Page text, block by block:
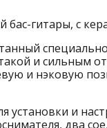
бас-гитары, с
и сильным
и нэковую
установки и
два